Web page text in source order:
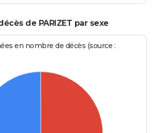
de PARIZET par sexe
en nombre de décès (source :